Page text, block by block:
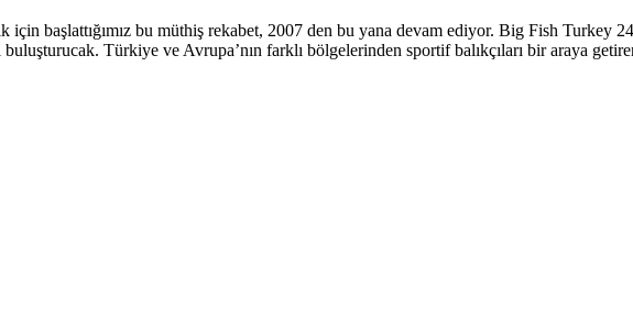
için başlattığımız bu müthiş rekabet, 2007 den bu yana devam ediyor. Big Fish Turkey
Türkiye ve Avrupa’nın farklı bölgelerinden sportif balıkçıları bir araya